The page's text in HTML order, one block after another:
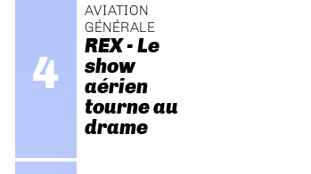
AVIATION
GÉNÉRALE
REX - Le
show
aérien
tourne au
drame